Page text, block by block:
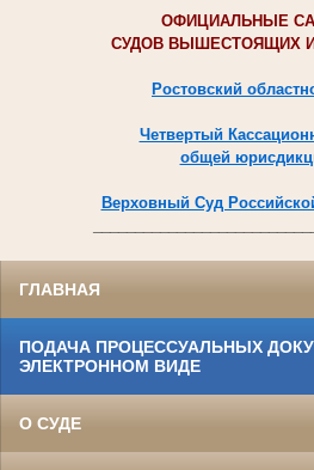
ОФИЦИАЛЬНЫЕ
СУДОВ ВЫШЕСТОЯЩИХ
Ростовский
Четвертый
общей
Верховный Суд
ГЛАВНАЯ
ПОДАЧА ПРОЦЕССУАЛЬНЫХ
ЭЛЕКТРОННОМ ВИДЕ
О СУДЕ